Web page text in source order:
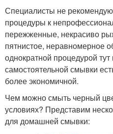
Специалисты не
процедуры к
пережженные, некрасиво
пятнистое, неравномерное
однократной процедурой
самостоятельной смывки
более экономичной.
Чем можно смыть черный
условиях? Представим
для домашней смывки: